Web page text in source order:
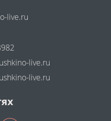
live.ru
live.ru
live.ru